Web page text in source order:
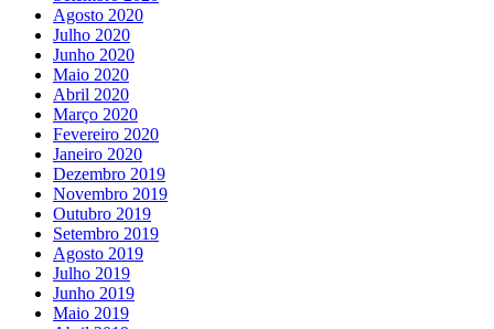
Agosto 2020
Julho 2020
Junho 2020
Maio 2020
Abril 2020
Março 2020
Fevereiro 2020
Janeiro 2020
Dezembro 2019
Novembro 2019
Outubro 2019
Setembro 2019
Agosto 2019
Julho 2019
Junho 2019
Maio 2019